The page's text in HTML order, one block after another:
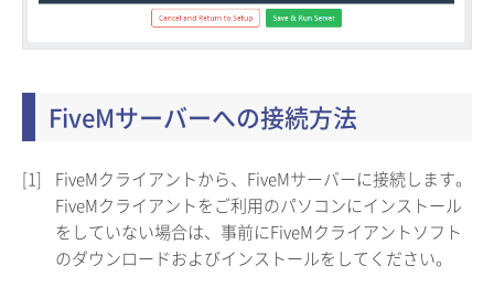
FiveMサーバーへの接続方法
[1]
FiveMクライアントから、FiveMサーバーに接続します。
FiveMクライアントをご利用のパソコンにインストール
をしていない場合は、事前にFiveMクライアントソフト
のダウンロードおよびインストールをしてください。